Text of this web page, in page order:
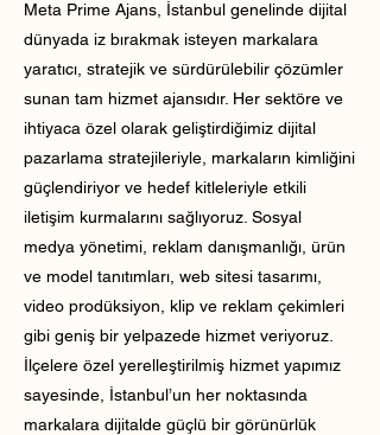
Meta Prime Ajans, İstanbul genelinde dijital
dünyada iz bırakmak isteyen markalara
yaratıcı, stratejik ve sürdürülebilir çözümler
sunan tam hizmet ajansıdır. Her sektöre ve
ihtiyaca özel olarak geliştirdiğimiz dijital
pazarlama stratejileriyle, markaların kimliğini
güçlendiriyor ve hedef kitleleriyle etkili
iletişim kurmalarını sağlıyoruz. Sosyal
medya yönetimi, reklam danışmanlığı, ürün
ve model tanıtımları, web sitesi tasarımı,
video prodüksiyon, klip ve reklam çekimleri
gibi geniş bir yelpazede hizmet veriyoruz.
İlçelere özel yerelleştirilmiş hizmet yapımız
sayesinde, İstanbul’un her noktasında
markalara dijitalde güçlü bir görünürlük